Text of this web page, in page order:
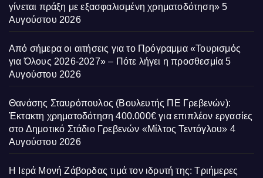
γίνεται πράξη με εξασφαλισμένη χρηματοδότηση» 5
Αυγούστου 2026
Από σήμερα οι αιτήσεις για το Πρόγραμμα «Τουρισμός
για Όλους 2026-2027» – Πότε λήγει η προσθεσμία 5
Αυγούστου 2026
Θανάσης Σταυρόπουλος (Βουλευτής ΠΕ Γρεβενών):
Έκτακτη χρηματοδότηση 400.000€ για επιπλέον εργασίες
στο Δημοτικό Στάδιο Γρεβενών «Μίλτος Τεντόγλου» 4
Αυγούστου 2026
Η Ιερά Μονή Ζάβορδας τιμά τον ιδρυτή της: Τριήμερες